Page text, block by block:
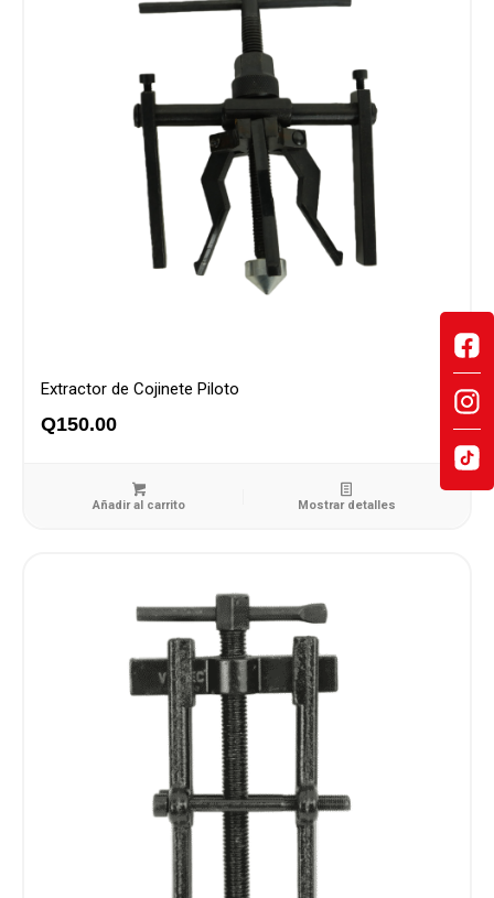
Extractor de Cojinete Piloto
Q150.00
Añadir al carrito Mostrar detalles